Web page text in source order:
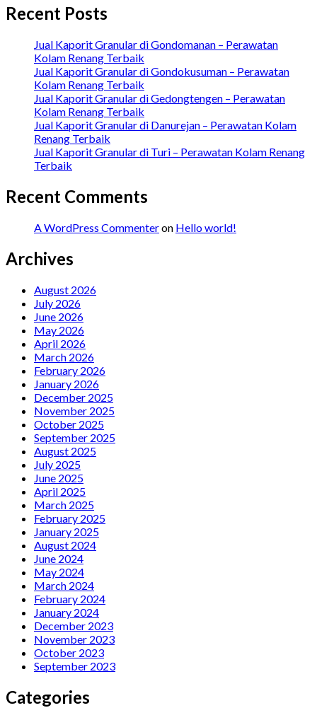
Recent Posts
Jual Kaporit Granular di Gondomanan – Perawatan
Kolam Renang Terbaik
Jual Kaporit Granular di Gondokusuman – Perawatan
Kolam Renang Terbaik
Jual Kaporit Granular di Gedongtengen – Perawatan
Kolam Renang Terbaik
Jual Kaporit Granular di Danurejan – Perawatan Kolam
Renang Terbaik
Jual Kaporit Granular di Turi – Perawatan Kolam Renang
Terbaik
Recent Comments
A WordPress Commenteron Hello world!
Archives
August 2026
July 2026
June 2026
May 2026
April 2026
March 2026
February 2026
January 2026
December 2025
November 2025
October 2025
September 2025
August 2025
July 2025
June 2025
April 2025
March 2025
February 2025
January 2025
August 2024
June 2024
May 2024
March 2024
February 2024
January 2024
December 2023
November 2023
October 2023
September 2023
Categories